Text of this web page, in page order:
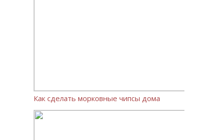
Как сделать морковные чипсы дома